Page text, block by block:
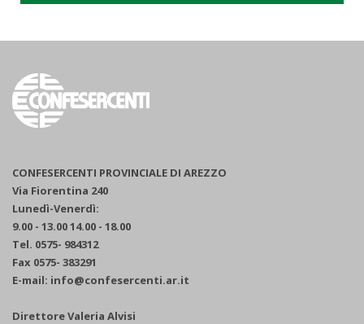
CONFESERCENTI PROVINCIALE DI AREZZO
Via Fiorentina 240
Lunedì-Venerdì:
9.00 - 13.00 14.00 - 18.00
Tel. 0575- 984312
Fax 0575- 383291
E-mail: info@confesercenti.ar.it
Direttore Valeria Alvisi